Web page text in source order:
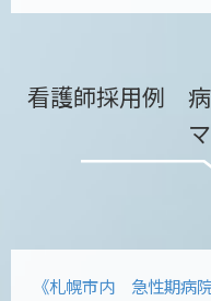
看護師採用例 病
《札幌市内 急性期病